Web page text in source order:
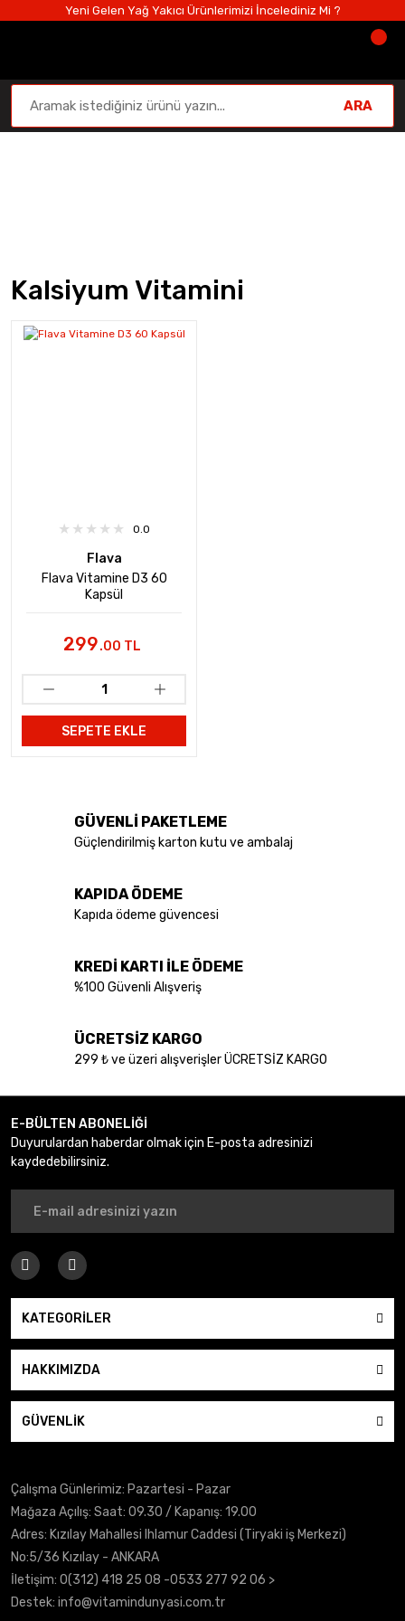
Yeni Gelen Yağ Yakıcı Ürünlerimizi İncelediniz Mi ?
ARA
Kalsiyum Vitamini
0.0
Flava
Flava Vitamine D3 60
Kapsül
299.00 TL
SEPETE EKLE
GÜVENLİ PAKETLEME
Güçlendirilmiş karton kutu ve ambalaj
KAPIDA ÖDEME
Kapıda ödeme güvencesi
KREDİ KARTI İLE ÖDEME
%100 Güvenli Alışveriş
ÜCRETSİZ KARGO
299 ₺ ve üzeri alışverişler ÜCRETSİZ KARGO
E-BÜLTEN ABONELİĞİ
Duyurulardan haberdar olmak için E-posta adresinizi
kaydedebilirsiniz.
KATEGORİLER
HAKKIMIZDA
GÜVENLİK
Çalışma Günlerimiz: Pazartesi - Pazar
Mağaza Açılış: Saat: 09.30 / Kapanış: 19.00
Adres: Kızılay Mahallesi Ihlamur Caddesi (Tiryaki iş Merkezi)
No:5/36 Kızılay - ANKARA
İletişim: 0(312) 418 25 08 -0533 277 92 06 >
Destek: info@vitamindunyasi.com.tr